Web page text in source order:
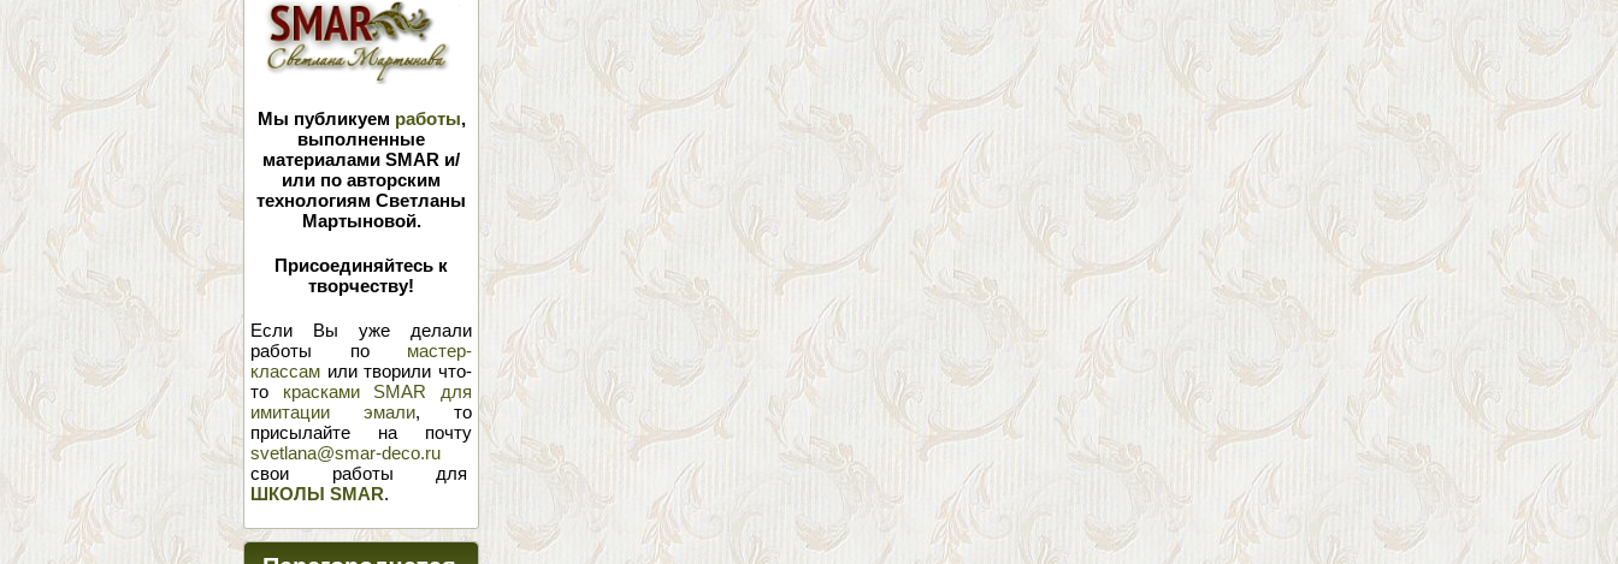
Мы публикуем работы,
выполненные
материалами SMAR и/
или по авторским
технологиям Светланы
Мартыновой.
Присоединяйтесь к
творчеству!
Если Вы уже делали
работы по мастер-
классам или творили что-
то красками SMAR для
имитации эмали, то
присылайте на почту
svetlana@smar-deco.ru
свои работы для
ШКОЛЫ SMAR.